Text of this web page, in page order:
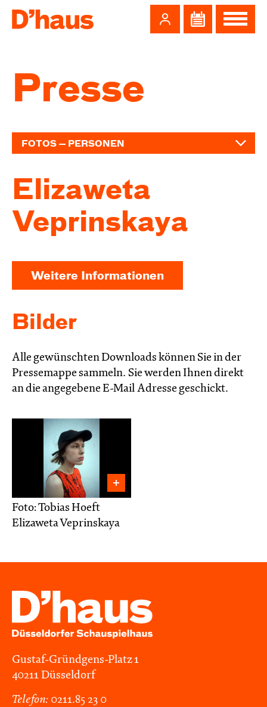
Presse
FOTOS — PERSONEN
Elizaweta
Veprinskaya
Weitere Informationen
Bilder
Alle gewünschten Downloads können Sie in der
Pressemappe sammeln. Sie werden Ihnen direkt
an die angegebene E-Mail Adresse geschickt.
Foto: Tobias Hoeft
Elizaweta Veprinskaya
Gustaf-Gründgens-Platz 1
40211 Düsseldorf
Telefon: 0211.85 23 0